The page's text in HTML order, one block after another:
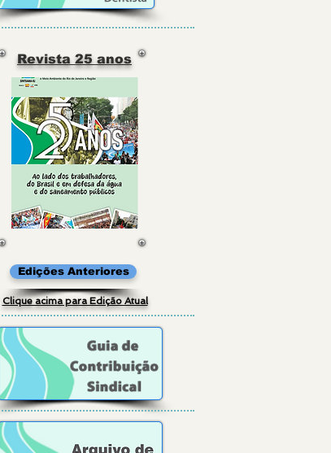
Revista 25 anos
Edições Anteriores
Clique acima para Edição Atual